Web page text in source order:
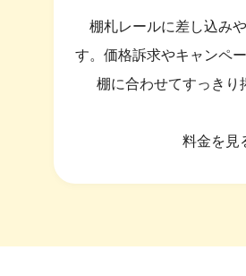
棚札レールに差し込み
す。価格訴求やキャンペ
棚に合わせてすっきり
料金を見